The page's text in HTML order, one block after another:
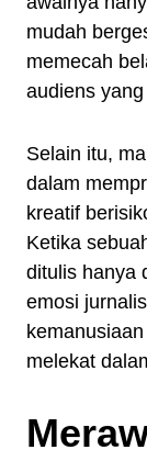
mudah
memecah
audiens
Selain itu,
dalam
kreatif
Ketika
ditulis hanya
emosi
melekat